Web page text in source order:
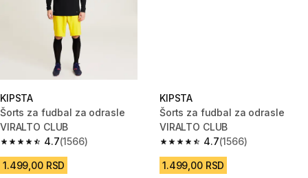
KIPSTA
Šorts za fudbal za odrasle
VIRALTO CLUB
4.7
4.7 od 5 zvezdica from 1566 Recenzije
(1566)
1.499,00 RSD
KIPSTA
Šorts za fudbal za odrasle
VIRALTO CLUB
4.7
4.7 od 5 zvezdica from 1566
(1566)
1.499,00 RSD